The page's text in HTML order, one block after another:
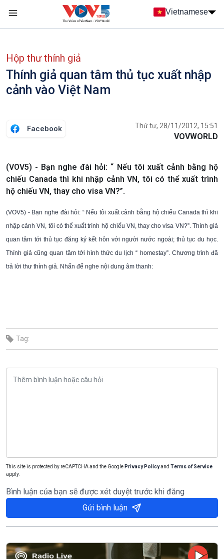
Nhảy đến nội dung
Vietnamese
Hộp thư thính giả
Thính giả quan tâm thủ tục xuất nhập
cảnh vào Việt Nam
Facebook Thứ tư, 28/11/2012, 15:51
VOVWORLD
(VOV5) - Bạn nghe đài hỏi: “ Nếu tôi xuất cảnh bằng hộ
chiếu Canada thì khi nhập cảnh VN, tôi có thể xuất trình
hộ chiếu VN, thay cho visa VN?”.
(VOV5) - Bạn nghe đài hỏi: “ Nếu tôi xuất cảnh bằng hộ chiếu Canada thì khi
nhập cảnh VN, tôi có thể xuất trình hộ chiếu VN, thay cho visa VN?”. Thính giả
quan tâm tới thủ tục đăng ký kết hôn với người nước ngoài; thủ tục du học.
Thính giả cũng quan tâm tới hình thức du lịch “ homestay”. Chương trình đã
trả lời thư thính giả. Nhấn để nghe nội dung âm thanh:
Tag:
This site is protected by reCAPTCHA and the Google Privacy Policyand Terms of Service
apply.
Bình luận của bạn sẽ được xét duyệt trước khi đăng
Gửi bình luận